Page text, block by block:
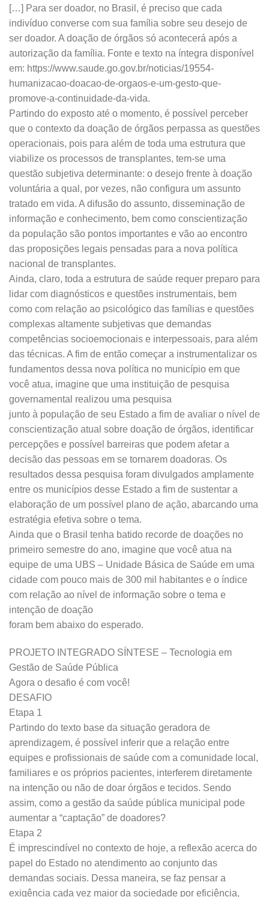
[…] Para ser doador, no Brasil, é preciso que cada
indivíduo converse com sua família sobre seu desejo de
ser doador. A doação de órgãos só acontecerá após a
autorização da família. Fonte e texto na íntegra disponível
em: https://www.saude.go.gov.br/noticias/19554-
humanizacao-doacao-de-orgaos-e-um-gesto-que-
promove-a-continuidade-da-vida.
Partindo do exposto até o momento, é possível perceber
que o contexto da doação de órgãos perpassa as questões
operacionais, pois para além de toda uma estrutura que
viabilize os processos de transplantes, tem-se uma
questão subjetiva determinante: o desejo frente à doação
voluntária a qual, por vezes, não configura um assunto
tratado em vida. A difusão do assunto, disseminação de
informação e conhecimento, bem como conscientização
da população são pontos importantes e vão ao encontro
das proposições legais pensadas para a nova política
nacional de transplantes.
Ainda, claro, toda a estrutura de saúde requer preparo para
lidar com diagnósticos e questões instrumentais, bem
como com relação ao psicológico das famílias e questões
complexas altamente subjetivas que demandas
competências socioemocionais e interpessoais, para além
das técnicas. A fim de então começar a instrumentalizar os
fundamentos dessa nova política no município em que
você atua, imagine que uma instituição de pesquisa
governamental realizou uma pesquisa
junto à população de seu Estado a fim de avaliar o nível de
conscientização atual sobre doação de órgãos, identificar
percepções e possível barreiras que podem afetar a
decisão das pessoas em se tornarem doadoras. Os
resultados dessa pesquisa foram divulgados amplamente
entre os municípios desse Estado a fim de sustentar a
elaboração de um possível plano de ação, abarcando uma
estratégia efetiva sobre o tema.
Ainda que o Brasil tenha batido recorde de doações no
primeiro semestre do ano, imagine que você atua na
equipe de uma UBS – Unidade Básica de Saúde em uma
cidade com pouco mais de 300 mil habitantes e o índice
com relação ao nível de informação sobre o tema e
intenção de doação
foram bem abaixo do esperado.
PROJETO INTEGRADO SÍNTESE – Tecnologia em
Gestão de Saúde Pública
Agora o desafio é com você!
DESAFIO
Etapa 1
Partindo do texto base da situação geradora de
aprendizagem, é possível inferir que a relação entre
equipes e profissionais de saúde com a comunidade local,
familiares e os próprios pacientes, interferem diretamente
na intenção ou não de doar órgãos e tecidos. Sendo
assim, como a gestão da saúde pública municipal pode
aumentar a “captação” de doadores?
Etapa 2
É imprescindível no contexto de hoje, a reflexão acerca do
papel do Estado no atendimento ao conjunto das
demandas sociais. Dessa maneira, se faz pensar a
exigência cada vez maior da sociedade por eficiência,